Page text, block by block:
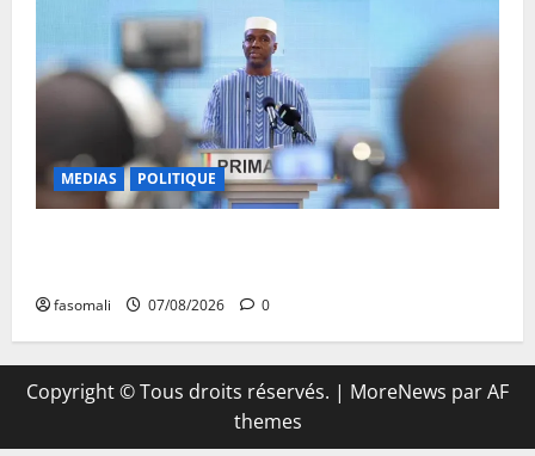
MEDIAS POLITIQUE
fasomali 07/08/2026 0
Copyright © Tous droits réservés. | MoreNews par AF
themes